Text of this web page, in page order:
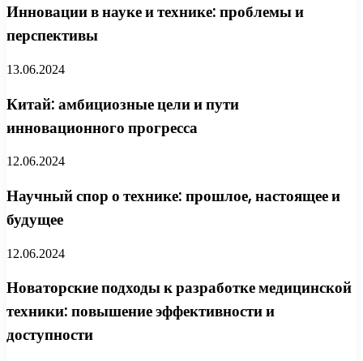
Инновации в науке и технике: проблемы и
перспективы
13.06.2024
Китай: амбициозные цели и пути
инновационного прогресса
12.06.2024
Научный спор о технике: прошлое, настоящее и
будущее
12.06.2024
Новаторские подходы к разработке медицинской
техники: повышение эффективности и
доступности